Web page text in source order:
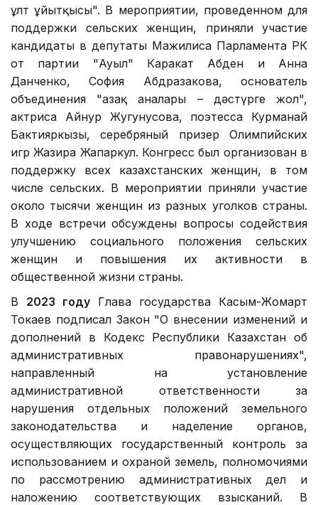
ұлт ұйытқысы". В мероприятии, проведенном для
поддержки сельских женщин, приняли участие
кандидаты в депутаты Мажилиса Парламента РК
от партии "Ауыл" Каракат Абден и Анна
Данченко, София Абдразакова, основатель
объединения "Қазақ аналары – дәстүрге жол",
актриса Айнур Жугунусова, поэтесса Курманай
Бактияркызы, серебряный призер Олимпийских
игр Жазира Жапаркул. Конгресс был организован в
поддержку всех казахстанских женщин, в том
числе сельских. В мероприятии приняли участие
около тысячи женщин из разных уголков страны.
В ходе встречи обсуждены вопросы содействия
улучшению социального положения сельских
женщин и повышения их активности в
общественной жизни страны.
В 2023 году Глава государства Касым-Жомарт
Токаев подписал Закон "О внесении изменений и
дополнений в Кодекс Республики Казахстан об
административных правонарушениях",
направленный на установление
административной ответственности за
нарушения отдельных положений земельного
законодательства и наделение органов,
осуществляющих государственный контроль за
использованием и охраной земель, полномочиями
по рассмотрению административных дел и
наложению соответствующих взысканий. В